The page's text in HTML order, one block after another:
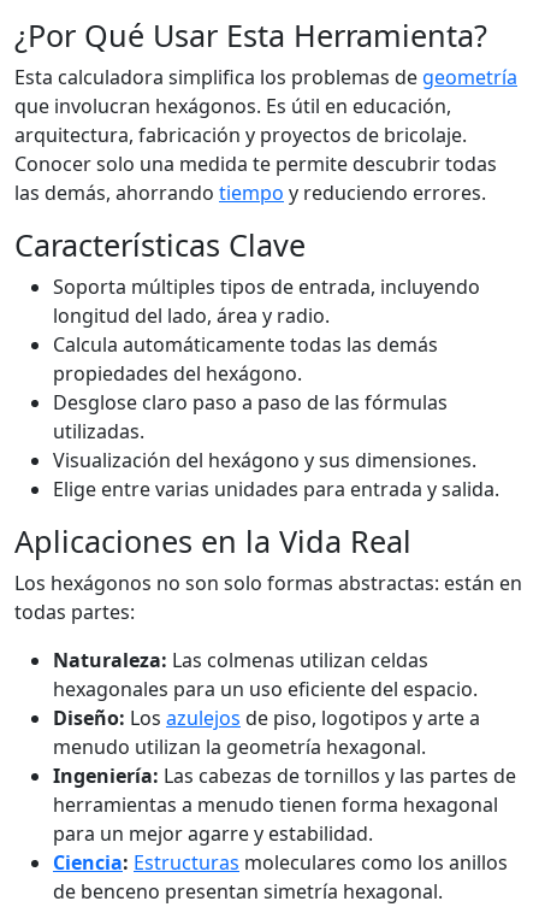
¿Por Qué Usar Esta Herramienta?
Esta calculadora simplifica los problemas de geometría
que involucran hexágonos. Es útil en educación,
arquitectura, fabricación y proyectos de bricolaje.
Conocer solo una medida te permite descubrir todas
las demás, ahorrando tiempo y reduciendo errores.
Características Clave
Soporta múltiples tipos de entrada, incluyendo
longitud del lado, área y radio.
Calcula automáticamente todas las demás
propiedades del hexágono.
Desglose claro paso a paso de las fórmulas
utilizadas.
Visualización del hexágono y sus dimensiones.
Elige entre varias unidades para entrada y salida.
Aplicaciones en la Vida Real
Los hexágonos no son solo formas abstractas: están en
todas partes:
Naturaleza: Las colmenas utilizan celdas
hexagonales para un uso eficiente del espacio.
Diseño: Los azulejos de piso, logotipos y arte a
menudo utilizan la geometría hexagonal.
Ingeniería: Las cabezas de tornillos y las partes de
herramientas a menudo tienen forma hexagonal
para un mejor agarre y estabilidad.
Ciencia: Estructuras moleculares como los anillos
de benceno presentan simetría hexagonal.